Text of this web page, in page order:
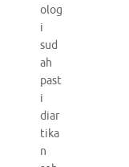
olog
i
sud
ah
past
i
diar
tika
n